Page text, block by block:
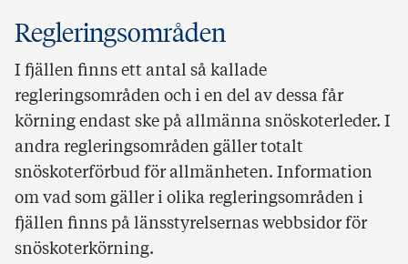
Regleringsområden
I fjällen finns ett antal så kallade
regleringsområden och i en del av dessa får
körning endast ske på allmänna snöskoterleder. I
andra regleringsområden gäller totalt
snöskoterförbud för allmänheten. Information
om vad som gäller i olika regleringsområden i
fjällen finns på länsstyrelsernas webbsidor för
snöskoterkörning.